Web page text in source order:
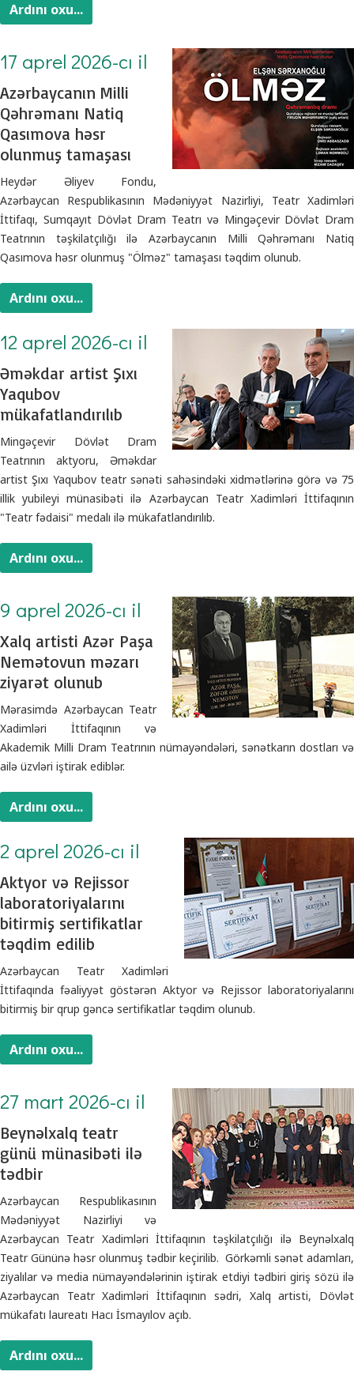
Ardını oxu...
17 aprel 2026-cı il
Azərbaycanın Milli
Qəhrəmanı Natiq
Qasımova həsr
olunmuş tamaşası
Heydər Əliyev Fondu,
Azərbaycan Respublikasının Mədəniyyət Nazirliyi, Teatr Xadimləri
İttifaqı, Sumqayıt Dövlət Dram Teatrı və Mingəçevir Dövlət Dram
Teatrının təşkilatçılığı ilə Azərbaycanın Milli Qəhrəmanı Natiq
Qasımova həsr olunmuş "Ölməz" tamaşası təqdim olunub.
Ardını oxu...
12 aprel 2026-cı il
Əməkdar artist Şıxı
Yaqubov
mükafatlandırılıb
Mingəçevir Dövlət Dram
Teatrının aktyoru, Əməkdar
artist Şıxı Yaqubov teatr sənəti sahəsindəki xidmətlərinə görə və 75
illik yubileyi münasibəti ilə Azərbaycan Teatr Xadimləri İttifaqının
"Teatr fədaisi" medalı ilə mükafatlandırılıb.
Ardını oxu...
9 aprel 2026-cı il
Xalq artisti Azər Paşa
Nemətovun məzarı
ziyarət olunub
Mərasimdə Azərbaycan Teatr
Xadimləri İttifaqının və
Akademik Milli Dram Teatrının nümayəndələri, sənətkarın dostları və
ailə üzvləri iştirak ediblər.
Ardını oxu...
2 aprel 2026-cı il
Aktyor və Rejissor
laboratoriyalarını
bitirmiş sertifikatlar
təqdim edilib
Azərbaycan Teatr Xadimləri
İttifaqında fəaliyyət göstərən Aktyor və Rejissor laboratoriyalarını
bitirmiş bir qrup gəncə sertifikatlar təqdim olunub.
Ardını oxu...
27 mart 2026-cı il
Beynəlxalq teatr
günü münasibəti ilə
tədbir
Azərbaycan Respublikasının
Mədəniyyət Nazirliyi və
Azərbaycan Teatr Xadimləri İttifaqının təşkilatçılığı ilə Beynəlxalq
Teatr Gününə həsr olunmuş tədbir keçirilib. Görkəmli sənət adamları,
ziyalılar və media nümayəndələrinin iştirak etdiyi tədbiri giriş sözü ilə
Azərbaycan Teatr Xadimləri İttifaqının sədri, Xalq artisti, Dövlət
mükafatı laureatı Hacı İsmayılov açıb.
Ardını oxu...